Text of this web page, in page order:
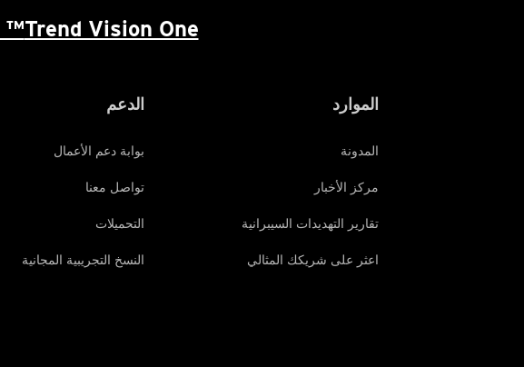
Trend Vision One™
الموارد
المدونة
مركز الأخبار
تقارير التهديدات السيبرانية
اعثر على شريكك المثالي
الدعم
بوابة دعم الأعمال
تواصل معنا
التحميلات
النسخ التجريبية المجانية